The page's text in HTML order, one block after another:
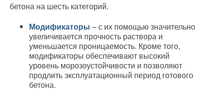
бетона на шесть категорий.
Модификаторы – с их помощью значительно
увеличивается прочность раствора и
уменьшается проницаемость. Кроме того,
модификаторы обеспечивают высокий
уровень морозоустойчивости и позволяют
продлить эксплуатационный период готового
бетона.